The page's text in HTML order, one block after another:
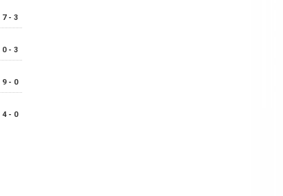
7 - 3
0 - 3
9 - 0
4 - 0